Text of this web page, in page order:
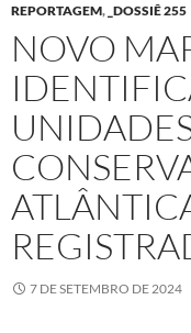
REPORTAGEM, _DOSSIÊ 255
NOVO
7 DE SETEMBRO DE 2024